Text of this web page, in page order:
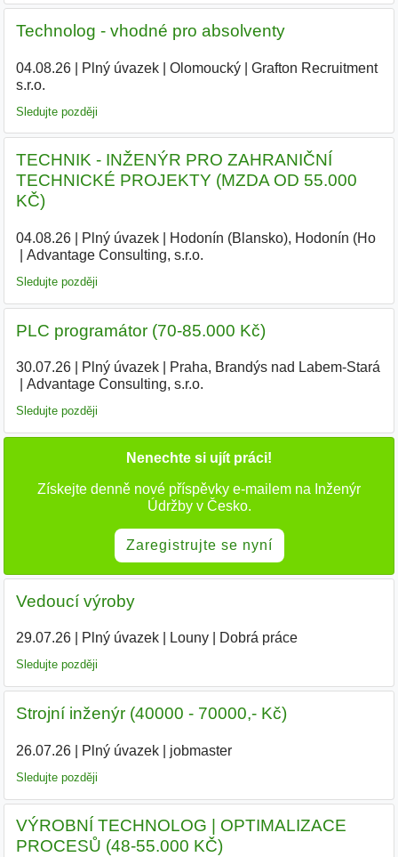
Technolog - vhodné pro absolventy
04.08.26| Plný úvazek| Olomoucký|
Grafton Recruitment
s.r.o.
Sledujte později
TECHNIK - INŽENÝR PRO ZAHRANIČNÍ
TECHNICKÉ PROJEKTY (MZDA OD 55.000
KČ)
04.08.26| Plný úvazek| Hodonín (Blansko), Hodonín (Ho|
Advantage Consulting, s.r.o.
Sledujte později
PLC programátor (70-85.000 Kč)
30.07.26| Plný úvazek| Praha, Brandýs nad Labem-Stará
Advantage Consulting, s.r.o.
Sledujte později
Nenechte si ujít práci!
Získejte denně nové příspěvky e-mailem na Inženýr
Údržby v Česko.
Zaregistrujte se nyní
Vedoucí výroby
29.07.26| Plný úvazek| Louny| Dobrá práce
Sledujte později
Strojní inženýr (40000 - 70000,- Kč)
26.07.26| Plný úvazek| jobmaster
Sledujte později
VÝROBNÍ TECHNOLOG | OPTIMALIZACE
PROCESŮ (48-55.000 KČ)